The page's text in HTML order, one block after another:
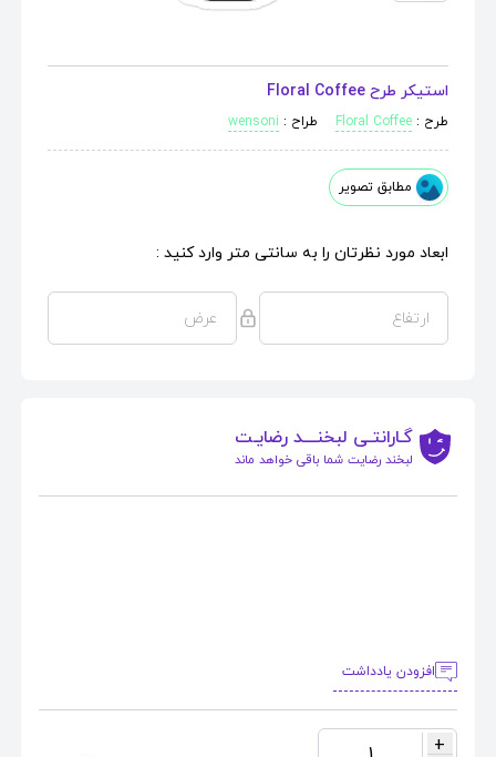
استیکر طرح Floral Coffee
طرح : Floral Coffee طراح : wensoni
ابعاد مورد نظرتان را به سانتی متر وارد کنید :
مطابق تصویر
گـارانتـی لبخنــــد رضایـت
لبخند رضایت شما باقی خواهد ماند
افزودن یادداشت
+